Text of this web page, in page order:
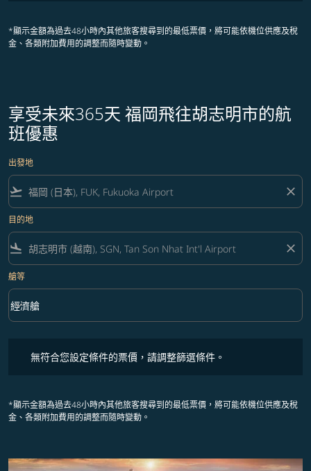
*顯示金額為過去48小時內其他旅客搜尋到的最低票價，將可能依機位供應及稅
金、各類附加費用的調整而隨時變動。
享受未來365天 福岡飛往胡志明市的航
班優惠
出發地
flight_takeoff close
目的地
flight_land close
艙等
艙等 option 經濟艙 Selected
經濟艙
keyboard_arrow_down
無符合您設定條件的票價，請調整篩選條件。
*顯示金額為過去48小時內其他旅客搜尋到的最低票價，將可能依機位供應及稅
金、各類附加費用的調整而隨時變動。